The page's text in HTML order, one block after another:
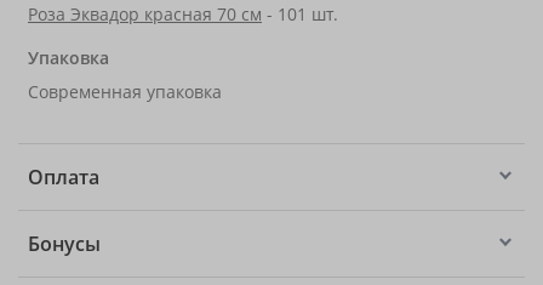
Роза Эквадор красная 70 см - 101 шт.
Упаковка
Современная упаковка
Оплата
Бонусы